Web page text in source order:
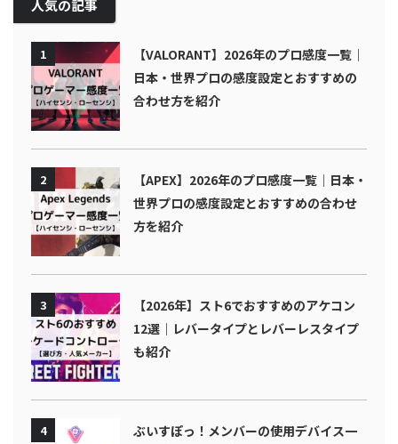
人気の記事
1
【VALORANT】2026年のプロ感度一覧｜
日本・世界プロの感度設定とおすすめの
合わせ方を紹介
2
【APEX】2026年のプロ感度一覧｜日本・
世界プロの感度設定とおすすめの合わせ
方を紹介
3
【2026年】スト6でおすすめのアケコン
12選｜レバータイプとレバーレスタイプ
も紹介
4
ぶいすぽっ！メンバーの使用デバイス一